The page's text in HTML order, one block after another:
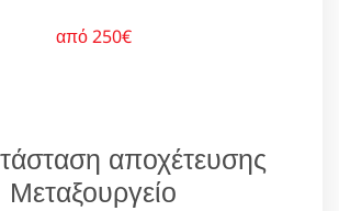
από 250€
αποχέτευσης
Μεταξουργείο